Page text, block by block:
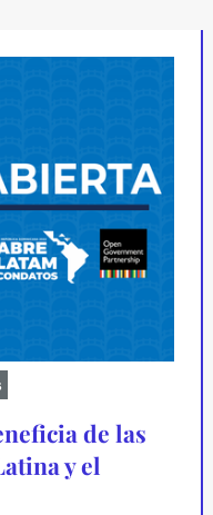
de las
y el